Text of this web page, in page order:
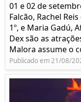
01 e 02 de
Falcão, Rachel
1º, e Maria Gadú,
Dex são as
Malora assume o
Publicado em 21/08/